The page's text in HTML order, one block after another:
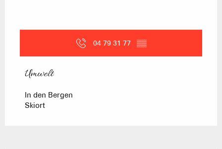
04 79 31 77 ▒▒
Umwelt
Umwelt
In den Bergen
Skiort